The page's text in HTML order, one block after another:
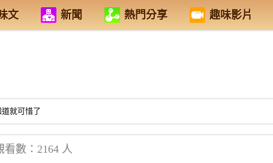
文 新聞 熱門分享 趣味影片
就可惜了
看數：2164 人